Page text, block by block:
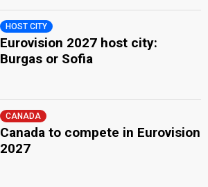
HOST CITY
Eurovision 2027 host city:
Burgas or Sofia
CANADA
Canada to compete in Eurovision
2027